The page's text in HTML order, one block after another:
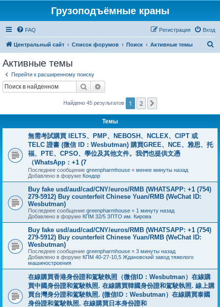
Грузоподъёмные краны
FAQ Вход
Регистрация
Центральный сайт Список форумов Поиск Активные темы
Активные темы
Перейти к расширенному поиску
Поиск
Найдено 45 результатов 1 2
Темы
無需考試購買 IELTS、PMP、NEBOSH、NCLEX、CIPT 或
TELC 證書 (微信 ID：Wesbutman) 購買GREE、NCE、雅思、托
福、PTE、CPSO、學位及其他文件。我們也提供文憑
（WhatsApp：+1 (7
Последнее сообщение greenpharmhouse « менее минуты назад
Добавлено в форуме Кондор
Buy fake usd/aud/cad/CNY/euros/RMB (WHATSAPP: +1 (754)
279-5912) Buy counterfeit Chinese Yuan/RMB (WeChat ID:
Wesbutman)
Последнее сообщение greenpharmhouse « 1 минуту назад
Добавлено в форуме КПМ 32/5 ЗПТО им. Кирова
Buy fake usd/aud/cad/CNY/euros/RMB (WHATSAPP: +1 (754)
279-5912) Buy counterfeit Chinese Yuan/RMB (WeChat ID:
Wesbutman)
Последнее сообщение greenpharmhouse « 3 минуты назад
Добавлено в форуме КПМ 40-27-10,5 Ждановский завод тяжелого
машиностроения
在線購買香港身份證和駕駛執照（微信ID：Wesbutman）在線購
買中國身份證和駕駛執照. 在線購買韓國身份證和駕駛執照. 線上購
買台灣身分證和駕駛執照. (微信ID：Wesbutman）在線購買泰國
身份證和駕駛執照. 在線購買日本身份證和